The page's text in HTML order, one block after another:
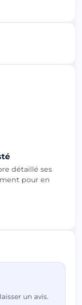
détaillé ses
pour en
un avis.